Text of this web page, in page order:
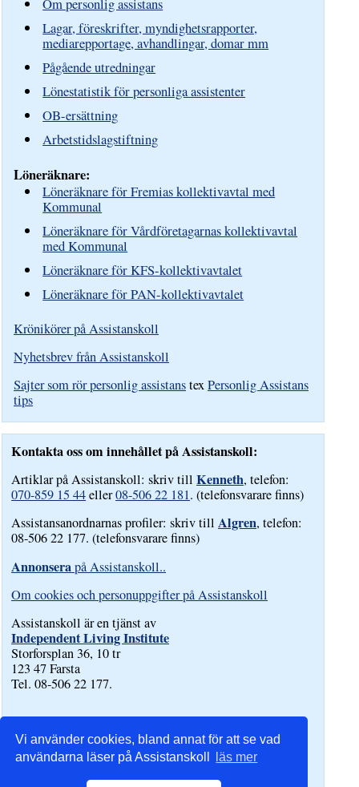
Vi använder cookies, bland annat för att se vad
användarna läser på Assistanskoll
läs mer
Lagar, föreskrifter, myndighetsrapporter,
mediarepportage, avhandlingar, domar mm
Pågående utredningar
Lönestatistik för personliga assistenter
OB-ersättning
Arbetstidslagstiftning
Löneräknare:
Löneräknare för Fremias kollektivavtal med
Kommunal
Löneräknare för Vårdföretagarnas kollektivavtal
med Kommunal
Löneräknare för KFS-kollektivavtalet
Löneräknare för PAN-kollektivavtalet
Krönikörer på Assistanskoll
Nyhetsbrev från Assistanskoll
Sajter som rör personlig assistanstexPersonlig Assistans
tips
Kontakta oss om innehållet på Assistanskoll:
Artiklar på Assistanskoll: skriv tillKenneth, telefon:
070-859 15 44eller08-506 22 181. (telefonsvarare finns)
Assistansanordnarnas profiler: skriv tillAlgren, telefon:
08-506 22 177. (telefonsvarare finns)
Annonserapå Assistanskoll..
Om cookies och personuppgifter på Assistanskoll
Assistanskoll är en tjänst av
Independent Living Institute
Storforsplan 36, 10 tr
123 47 Farsta
Tel. 08-506 22 177.